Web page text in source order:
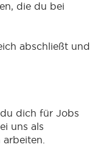
die du bei
abschließt und
dich für Jobs
uns als